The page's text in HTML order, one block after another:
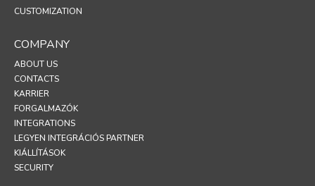
CUSTOMIZATION
COMPANY
ABOUT US
CONTACTS
KARRIER
FORGALMAZÓK
INTEGRATIONS
LEGYEN INTEGRÁCIÓS PARTNER
KIÁLLÍTÁSOK
SECURITY